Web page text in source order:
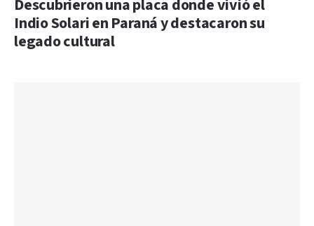
Descubrieron una placa donde vivió el
Indio Solari en Paraná y destacaron su
legado cultural